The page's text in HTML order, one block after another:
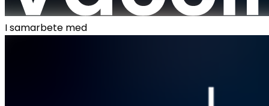
I samarbete med